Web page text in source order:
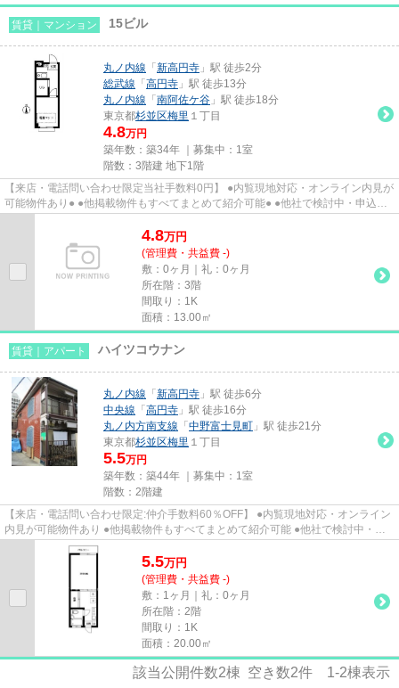
賃貸｜マンション 15ビル
丸ノ内線 「 新高円寺 」駅 徒歩2分
総武線 「 高円寺 」駅 徒歩13分
丸ノ内線 「 南阿佐ケ谷 」駅 徒歩18分
東京都杉並区梅里 １丁目
4.8万円
築年数：築34年 ｜募集中： 1室
階数：3階建 地下1階
【来店・電話問い合わせ限定当社手数料0円】 ●内覧現地対応・オンライン内見が
可能物件あり● ●他掲載物件もすべてまとめて紹介可能● ●他社で検討中・申込み
4.8万円
(管理費・共益費 -)
敷：0ヶ月｜礼：0ヶ月
所在階：3階
間取り：1K
面積：13.00㎡
賃貸｜アパート ハイツコウナン
丸ノ内線 「 新高円寺 」駅 徒歩6分
中央線 「 高円寺 」駅 徒歩16分
丸ノ内方南支線 「 中野富士見町 」駅 徒歩21分
東京都杉並区梅里 １丁目
5.5万円
築年数：築44年 ｜募集中： 1室
階数：2階建
【来店・電話問い合わせ限定:仲介手数料60％OFF】 ●内覧現地対応・オンライン
内見が可能物件あり ●他掲載物件もすべてまとめて紹介可能 ●他社で検討中・申
込み済みのお客様、初期費用...
5.5万円
(管理費・共益費 -)
敷：1ヶ月｜礼：0ヶ月
所在階：2階
間取り：1K
面積：20.00㎡
該当公開件数2棟 空き数2件 1-2棟表示